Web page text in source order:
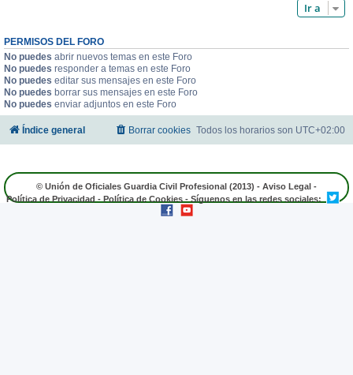
Ir a
PERMISOS DEL FORO
No puedes abrir nuevos temas en este Foro
No puedes responder a temas en este Foro
No puedes editar sus mensajes en este Foro
No puedes borrar sus mensajes en este Foro
No puedes enviar adjuntos en este Foro
Índice general Todos los horarios son UTC+02:00
Borrar cookies
© Unión de Oficiales Guardia Civil Profesional (2013) - Aviso Legal -
Política de Privacidad - Política de Cookies - Síguenos en las redes sociales: